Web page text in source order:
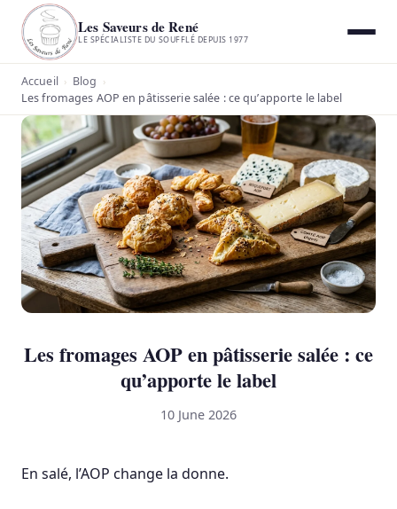
Les Saveurs de René
LE SPÉCIALISTE DU SOUFFLÉ DEPUIS 1977
Accueil › Blog ›
Les fromages AOP en pâtisserie salée : ce qu’apporte le label
Les fromages AOP en pâtisserie salée : ce
qu’apporte le label
10 June 2026
En salé, l’AOP change la donne.